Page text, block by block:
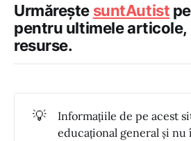
Urmărește suntAutist pe
pentru ultimele articole,
resurse.
💡
Informațiile de pe acest
educațional general și nu